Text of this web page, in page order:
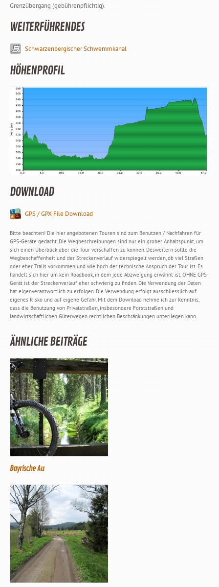
Grenzübergang (gebührenpflichtig).
WEITERFÜHRENDES
Schwarzenbergischer Schwemmkanal
HÖHENPROFIL
DOWNLOAD
GPS / GPX File Download
Bitte beachten! Die hier angebotenen Touren sind zum Benutzen / Nachfahren für
GPS-Geräte gedacht. Die Wegbeschreibungen sind nur ein grober Anhaltspunkt, um
sich einen Überblick über die Tour verschaffen zu können. Desweitern sollte die
Wegbeschaffenheit und der Streckenverlauf widerspiegelt werden, ob viel Straßen
oder eher Trails vorkommen und wie hoch der technische Anspruch der Tour ist. Es
handelt sich hier um kein Roadbook, in dem jede Abzweigung erwähnt ist, OHNE GPS-
Gerät ist der Streckenverlauf eher schwierig zu finden. Die Verwendung der Daten
hat eigenverantwortlich zu erfolgen. Die Verwendung erfolgt ausschliesslich auf
eigenes Risko und auf eigene Gefahr. Mit dem Download nehme ich zur Kenntnis,
dass die Benutzung von Privatstraßen, insbesondere Forststraßen und
landwirtschaftlichen Güterwegen rechtlichen Beschränkungen unterliegen kann.
ÄHNLICHE BEITRÄGE
Bayrische Au